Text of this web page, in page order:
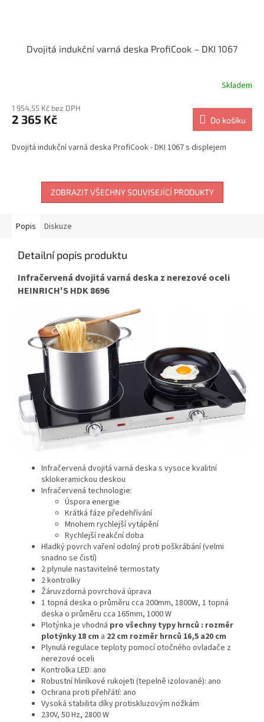
Dvojitá indukční varná deska ProfiCook – DKI 1067
Skladem
1 954,55 Kč bez DPH
2 365 Kč Do košíku
Dvojitá indukční varná deska ProfiCook - DKI 1067 s displejem
ZOBRAZIT VŠECHNY SOUVISEJÍCÍ PRODUKTY
Popis Diskuze
Detailní popis produktu
Infračervená dvojitá varná deska z nerezové oceli
HEINRICH'S HDK 8696
Infračervená dvojitá varná deska s vysoce kvalitní
sklokeramickou deskou
Infračervená technologie:
Úspora energie
Krátká fáze předehřívání
Mnohem rychlejší vytápění
Rychlejší reakční doba
Hladký povrch vaření odolný proti poškrábání (velmi
snadno se čistí)
2 plynule nastavitelné termostaty
2 kontrolky
Žáruvzdorná povrchová úprava
1 topná deska o průměru cca 200mm, 1800W, 1 topná
deska o průměru cca 165mm, 1000 W
Plotýnka je vhodná pro všechny typy hrnců : rozměr
plotýnky 18 cm a 22 cm rozměr hrnců 16,5 a20 cm
Plynulá regulace teploty pomocí otočného ovladače z
nerezové oceli
Kontrolka LED: ano
Robustní hliníkové rukojeti (tepelně izolované): ano
Ochrana proti přehřátí: ano
Vysoká stabilita díky protiskluzovým nožkám
230V, 50 Hz, 2800 W